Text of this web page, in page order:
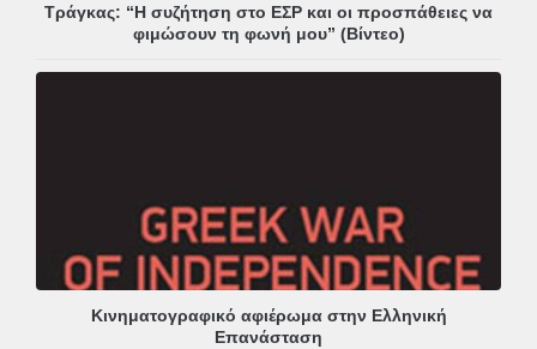
Τράγκας: “Η συζήτηση στο ΕΣΡ και οι προσπάθειες να
φιμώσουν τη φωνή μου” (Βίντεο)
Κινηματογραφικό αφιέρωμα στην Ελληνική
Επανάσταση